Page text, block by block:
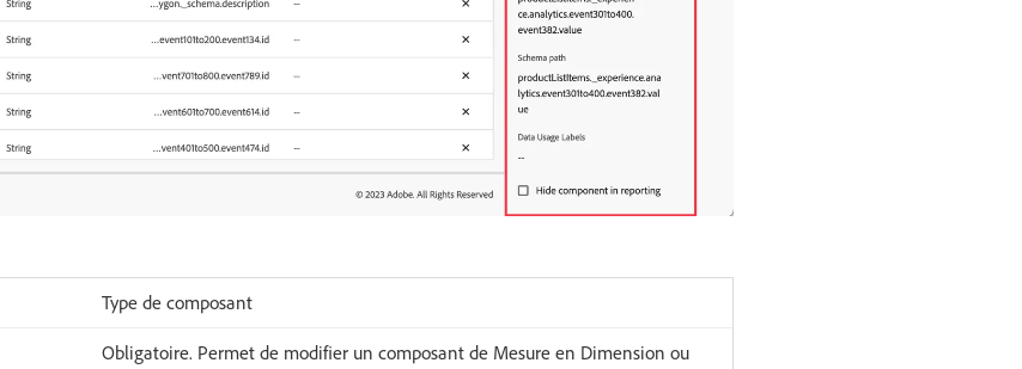
Type de composant
Obligatoire. Permet de modifier un composant de Mesure en Dimension ou